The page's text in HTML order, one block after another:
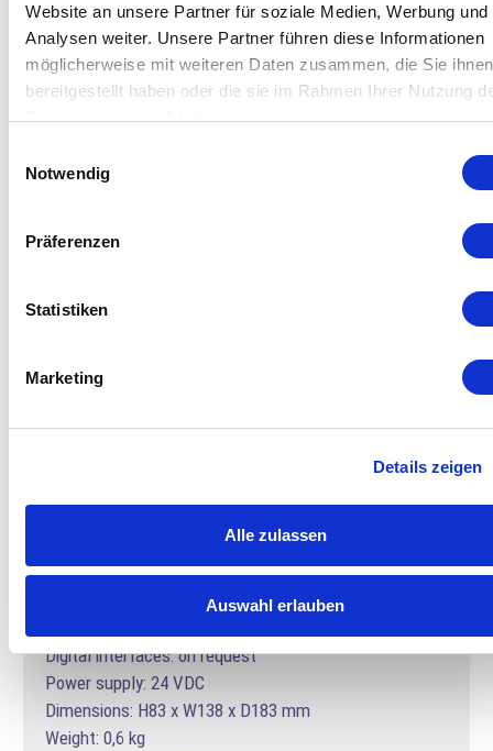
Website an unsere Partner für soziale Medien, Werbung und
Analysen weiter. Unsere Partner führen diese Informationen
möglicherweise mit weiteren Daten zusammen, die Sie ihnen
bereitgestellt haben oder die sie im Rahmen Ihrer Nutzung
Dienste gesammelt haben.
Notwendig
Präferenzen
Statistiken
Marketing
Details zeigen
Alle zulassen
Auswahl erlauben
Technical data
Principle: Amperometric 2-electrode sensor with
Digital interfaces: on request
Power supply: 24 VDC
Dimensions: H83 x W138 x D183 mm
Weight: 0,6 kg